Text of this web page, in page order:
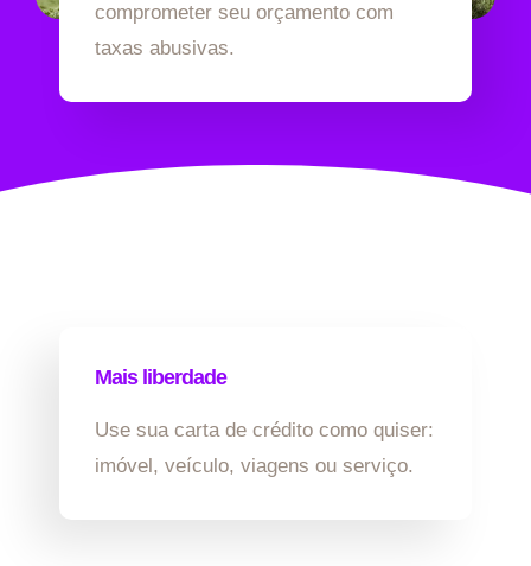
comprometer seu orçamento com
taxas abusivas.
Mais liberdade
Use sua carta de crédito como quiser:
imóvel, veículo, viagens ou serviço.